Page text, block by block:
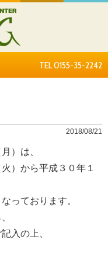
TEL 0155-35-2242
2018/08/21
）は、
）から平成３０年１
っております。
入の上、